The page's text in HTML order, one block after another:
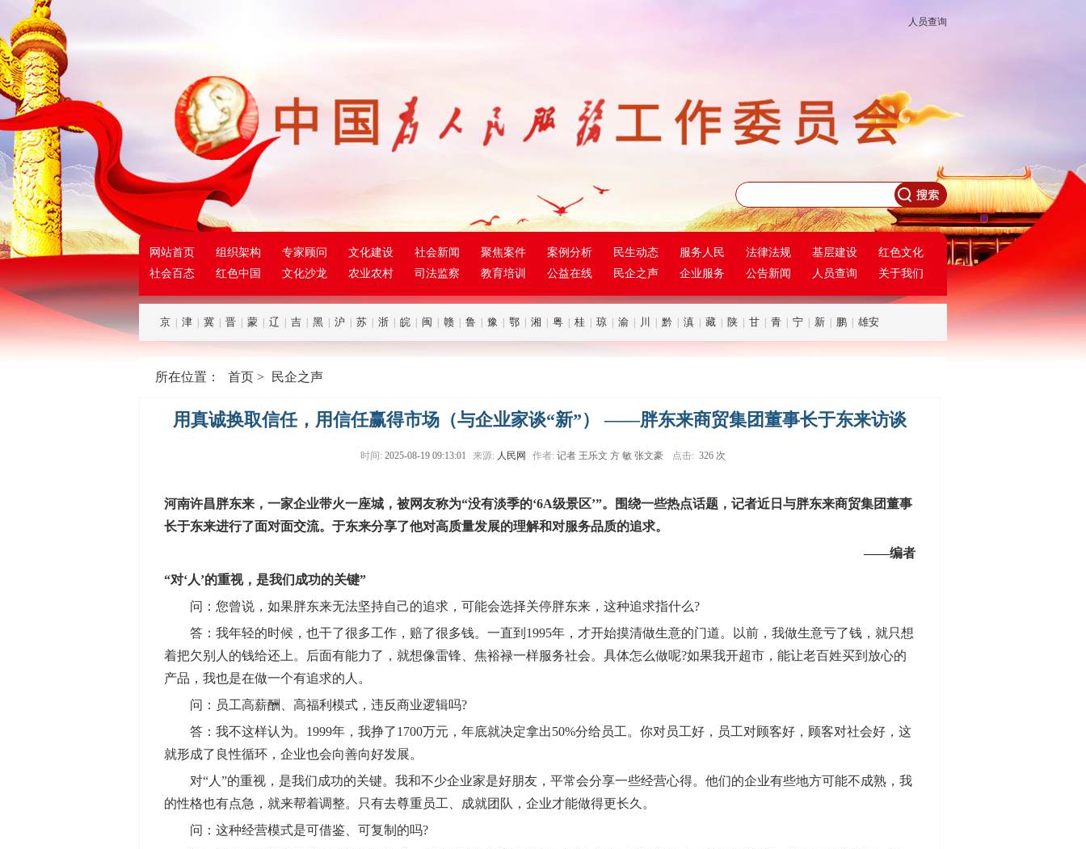
人员查询
网站首页 组织架构 专家顾问 文化建设 社会新闻 聚焦案件 案例分析 民生动态 服务人民 法律法规 基层建设
红色文化
社会百态
红色中国 文化沙龙 农业农村 司法监察 教育培训 公益在线 民企之声 企业服务 公告新闻 人员查询 关于我们
京 | 津 | 冀 | 晋 | 蒙 | 辽 | 吉 | 黑 | 沪 | 苏 | 浙 | 皖 | 闽 | 赣 | 鲁 | 豫 | 鄂 | 湘 | 粤 | 桂 | 琼 | 渝 | 川 | 黔 | 滇 | 藏 | 陕 | 甘 | 青 | 宁 | 新 | 鹏 | 雄安
所在位置： 首页 > 民企之声
用真诚换取信任，用信任赢得市场（与企业家谈“新”） ——胖东来商贸集团董事长于东来访谈
时间: 2025-08-19 09:13:01 来源: 人民网 作者: 记者 王乐文 方 敏 张文豪 点击: 326 次
河南许昌胖东来，一家企业带火一座城，被网友称为“没有淡季的‘6A级景区’”。围绕一些热点话题，记者近日与胖东来商贸集团董事
长于东来进行了面对面交流。于东来分享了他对高质量发展的理解和对服务品质的追求。
——编者
“对‘人’的重视，是我们成功的关键”
问：您曾说，如果胖东来无法坚持自己的追求，可能会选择关停胖东来，这种追求指什么?
答：我年轻的时候，也干了很多工作，赔了很多钱。一直到1995年，才开始摸清做生意的门道。以前，我做生意亏了钱，就只想
着把欠别人的钱给还上。后面有能力了，就想像雷锋、焦裕禄一样服务社会。具体怎么做呢?如果我开超市，能让老百姓买到放心的
产品，我也是在做一个有追求的人。
问：员工高薪酬、高福利模式，违反商业逻辑吗?
答：我不这样认为。1999年，我挣了1700万元，年底就决定拿出50%分给员工。你对员工好，员工对顾客好，顾客对社会好，这
就形成了良性循环，企业也会向善向好发展。
对“人”的重视，是我们成功的关键。我和不少企业家是好朋友，平常会分享一些经营心得。他们的企业有些地方可能不成熟，我
的性格也有点急，就来帮着调整。只有去尊重员工、成就团队，企业才能做得更长久。
问：这种经营模式是可借鉴、可复制的吗?